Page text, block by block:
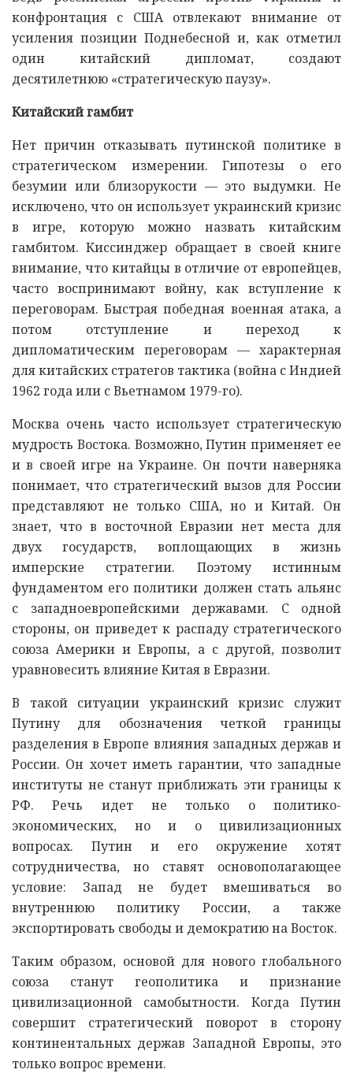
конфронтация с США отвлекают внимание от
усиления позиции Поднебесной и, как отметил
один китайский дипломат, создают
десятилетнюю «стратегическую паузу».
Китайский гамбит
Нет причин отказывать путинской политике в
стратегическом измерении. Гипотезы о его
безумии или близорукости — это выдумки. Не
исключено, что он использует украинский кризис
в игре, которую можно назвать китайским
гамбитом. Киссинджер обращает в своей книге
внимание, что китайцы в отличие от европейцев,
часто воспринимают войну, как вступление к
переговорам. Быстрая победная военная атака, а
потом отступление и переход к
дипломатическим переговорам — характерная
для китайских стратегов тактика (война с Индией
1962 года или с Вьетнамом 1979-го).
Москва очень часто использует стратегическую
мудрость Востока. Возможно, Путин применяет ее
и в своей игре на Украине. Он почти наверняка
понимает, что стратегический вызов для России
представляют не только США, но и Китай. Он
знает, что в восточной Евразии нет места для
двух государств, воплощающих в жизнь
имперские стратегии. Поэтому истинным
фундаментом его политики должен стать альянс
с западноевропейскими державами. С одной
стороны, он приведет к распаду стратегического
союза Америки и Европы, а с другой, позволит
уравновесить влияние Китая в Евразии.
В такой ситуации украинский кризис служит
Путину для обозначения четкой границы
разделения в Европе влияния западных держав и
России. Он хочет иметь гарантии, что западные
институты не станут приближать эти границы к
РФ. Речь идет не только о политико-
экономических, но и о цивилизационных
вопросах. Путин и его окружение хотят
сотрудничества, но ставят основополагающее
условие: Запад не будет вмешиваться во
внутреннюю политику России, а также
экспортировать свободы и демократию на Восток.
Таким образом, основой для нового глобального
союза станут геополитика и признание
цивилизационной самобытности. Когда Путин
совершит стратегический поворот в сторону
континентальных держав Западной Европы, это
только вопрос времени.